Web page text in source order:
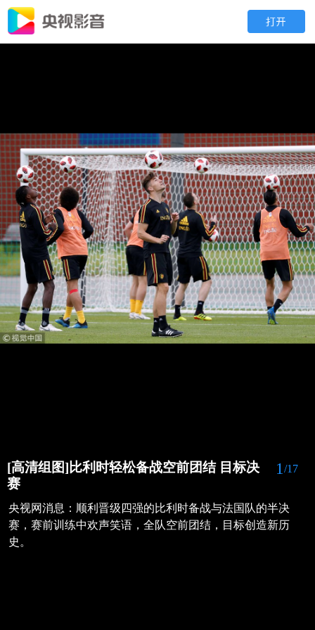
1/17
[高清组图]比利时轻松备战空前团结 目标决
赛
央视网消息：顺利晋级四强的比利时备战与法国队的半决
赛，赛前训练中欢声笑语，全队空前团结，目标创造新历
史。